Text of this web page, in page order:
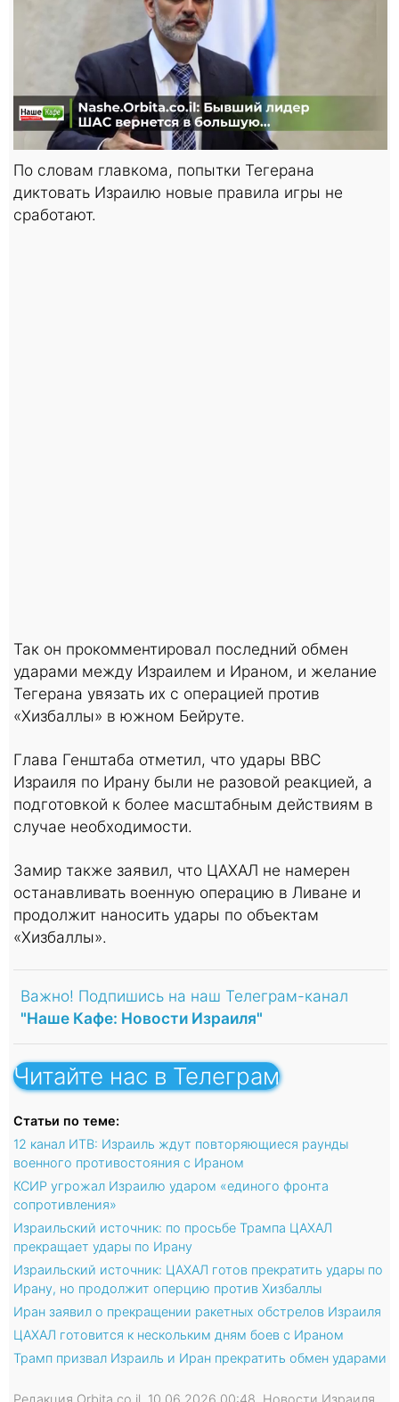
По словам главкома, попытки Тегерана
диктовать Израилю новые правила игры не
сработают.
Так он прокомментировал последний обмен
ударами между Израилем и Ираном, и желание
Тегерана увязать их с операцией против
«Хизбаллы» в южном Бейруте.
Глава Генштаба отметил, что удары ВВС
Израиля по Ирану были не разовой реакцией, а
подготовкой к более масштабным действиям в
случае необходимости.
Замир также заявил, что ЦАХАЛ не намерен
останавливать военную операцию в Ливане и
продолжит наносить удары по объектам
«Хизбаллы».
Важно! Подпишись на наш Телеграм-канал
"Наше Кафе: Новости Израиля"
Читайте нас в Телеграм
Статьи по теме:
12 канал ИТВ: Израиль ждут повторяющиеся раунды
военного противостояния с Ираном
КСИР угрожал Израилю ударом «единого фронта
сопротивления»
Израильский источник: по просьбе Трампа ЦАХАЛ
прекращает удары по Ирану
Израильский источник: ЦАХАЛ готов прекратить удары по
Ирану, но продолжит оперцию против Хизбаллы
Иран заявил о прекращении ракетных обстрелов Израиля
ЦАХАЛ готовится к нескольким дням боев с Ираном
Трамп призвал Израиль и Иран прекратить обмен ударами
Редакция Orbita.co.il, 10.06.2026 00:48, Новости Израиля